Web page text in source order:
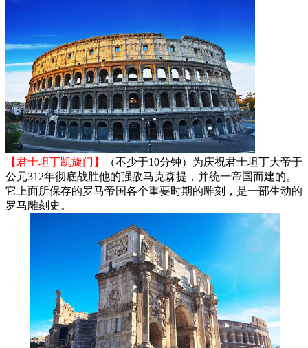
【君士坦丁凯旋门】
（不少于10分钟）为庆祝君士坦丁大帝于
公元312年彻底战胜他的强敌马克森提，并统一帝国而建的。
它上面所保存的罗马帝国各个重要时期的雕刻，是一部生动的
罗马雕刻史。